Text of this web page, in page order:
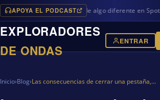
APOYA EL PODCAST
en iVoox, además de algo diferente en Spotify y
EXPLORADORES
DE ONDAS
ENTRAR
Inicio›Blog›Las consecuencias de cerrar una pestaña,…